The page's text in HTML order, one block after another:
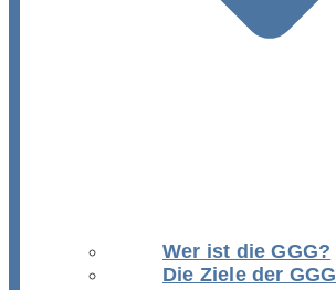
Wer ist die GGG?
Die Ziele der GGG